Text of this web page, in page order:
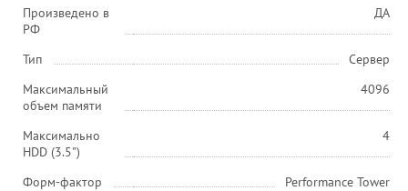
Произведено в
РФ
ДА
Тип
Сервер
Максимальный
объем памяти
4096
Максимально
HDD (3.5")
4
Форм-фактор
Performance Tower